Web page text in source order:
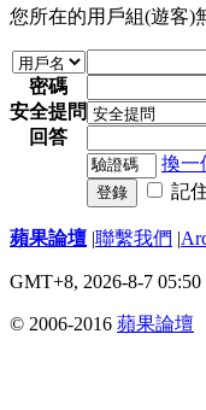
您所在的用戶組(遊客)
密碼
安全提問
回答
換一
登錄 記
蘋果論壇 |聯繫我們 |
GMT+8, 2026-8-7 05:50
© 2006-2016 蘋果論壇